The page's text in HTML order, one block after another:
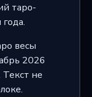
таро-
весы
2026
не